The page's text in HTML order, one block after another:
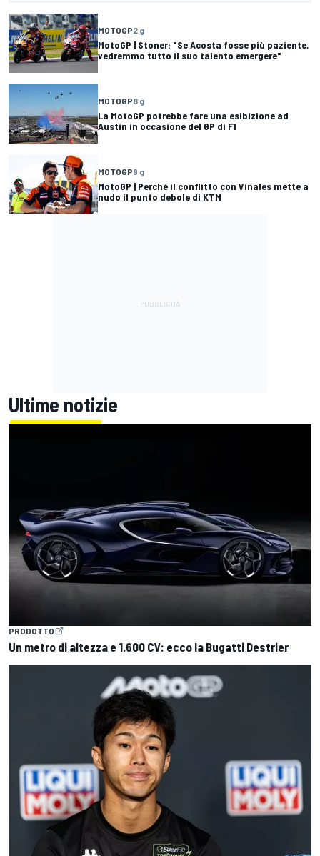
MOTOGP2 g
MotoGP | Stoner: "Se Acosta fosse più paziente,
vedremmo tutto il suo talento emergere"
MOTOGP8 g
La MotoGP potrebbe fare una esibizione ad
Austin in occasione del GP di F1
MOTOGP9 g
MotoGP | Perché il conflitto con Vinales mette a
nudo il punto debole di KTM
Ultime notizie
PRODOTTO
Un metro di altezza e 1.600 CV: ecco la Bugatti Destrier